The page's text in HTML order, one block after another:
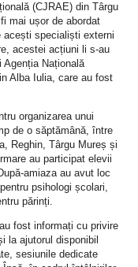
(CJRAE) din Târgu
mai ușor de abordat
specialiști externi
acestei acțiuni li s-au
Națională
Alba Iulia, care au fost
organizarea unui
de o săptămână, între
Reghin, Târgu Mureș și
au participat elevii
amiaza au avut loc
psihologi școlari,
părinți.
fost informați cu privire
la ajutorul disponibil
sesiunile dedicate